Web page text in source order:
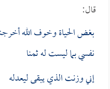
قال:
بغض الحياة وخوف الله
نفسي بما ليست له ثمنا
إني وزنت الذي يبقى